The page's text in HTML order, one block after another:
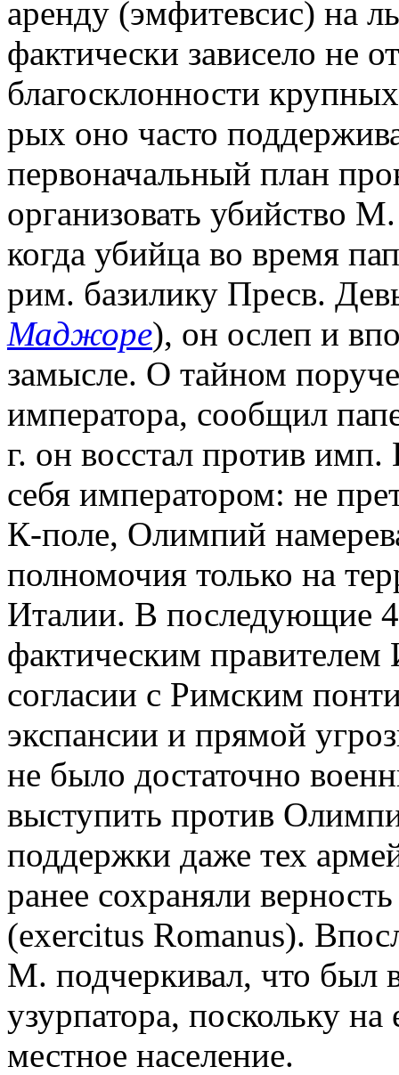
аренду (эмфитевсис) на
фактически зависело не
благосклонности
рых оно часто
первоначальный план
организовать убийство
когда убийца во время
рим. базилику Пресв.
Маджоре), он ослеп и
замысле. О тайном
императора, сообщил
г. он восстал против имп.
себя императором: не
К-поле, Олимпий
полномочия только на
Италии. В последующие
фактическим правителем
согласии с Римским
экспансии и прямой
не было достаточно
выступить против
поддержки даже тех
ранее сохраняли
(exercitus Romanus).
М. подчеркивал, что был
узурпатора, поскольку
местное население.